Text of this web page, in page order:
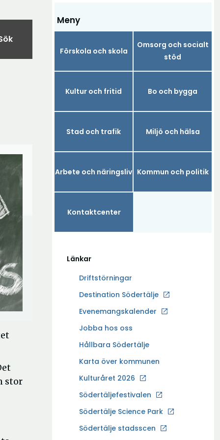
Meny
Förskola och skola
Omsorg och socialt
stöd
Kultur och fritid Bo och bygga
Stad och trafik Miljö och hälsa
Arbete och näringsliv Kommun och politik
Kontaktcenter
Länkar
Driftstörningar
Destination Södertälje
Ö
p
n
a
y
t
f
ö
Evenemangskalender
Jobba hos oss
Ö
p
n
a
y
t
Hållbara Södertälje
Karta över kommunen
Kulturåret 2026
Södertäljefestivalen
Södertälje Science Park
Ö
p
Södertälje stadsscen
stor